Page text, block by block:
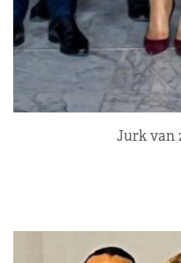
Jurk van